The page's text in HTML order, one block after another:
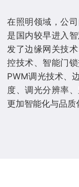
在照明领域，公
是国内较早进入
发了边缘网关技
控技术、智能门
PWM调光技术、
度、调光分辨率